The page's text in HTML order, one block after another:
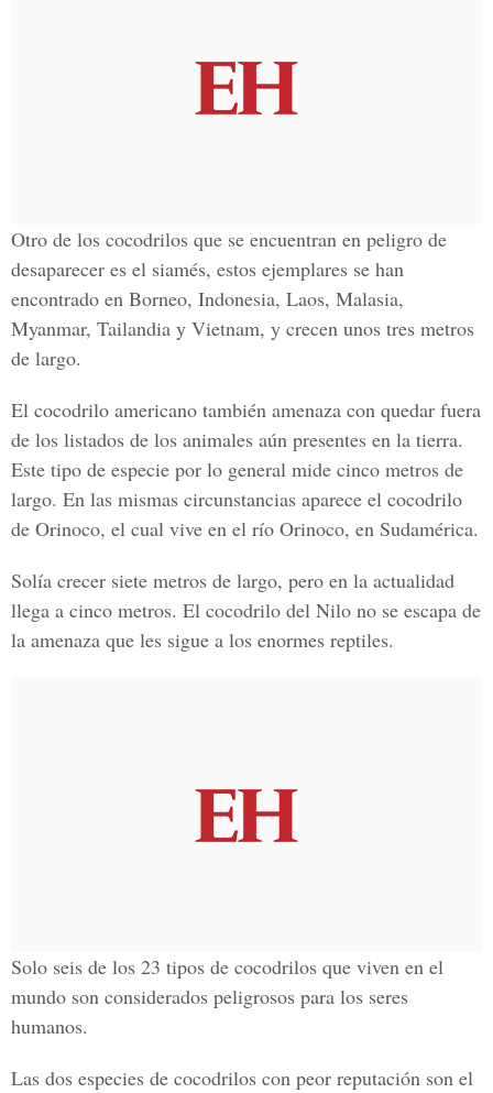
Otro de los cocodrilos que se encuentran en peligro de
desaparecer es el siamés, estos ejemplares se han
encontrado en Borneo, Indonesia, Laos, Malasia,
Myanmar, Tailandia y Vietnam, y crecen unos tres metros
de largo.
El cocodrilo americano también amenaza con quedar fuera
de los listados de los animales aún presentes en la tierra.
Este tipo de especie por lo general mide cinco metros de
largo. En las mismas circunstancias aparece el cocodrilo
de Orinoco, el cual vive en el río Orinoco, en Sudamérica.
Solía crecer siete metros de largo, pero en la actualidad
llega a cinco metros. El cocodrilo del Nilo no se escapa de
la amenaza que les sigue a los enormes reptiles.
Solo seis de los 23 tipos de cocodrilos que viven en el
mundo son considerados peligrosos para los seres
humanos.
Las dos especies de cocodrilos con peor reputación son el